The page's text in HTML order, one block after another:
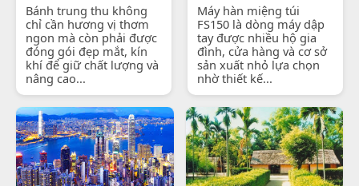
Bánh trung thu không
chỉ cần hương vị thơm
ngon mà còn phải được
đóng gói đẹp mắt, kín
khí để giữ chất lượng và
nâng cao...
Máy hàn miệng túi
FS150 là dòng máy dập
tay được nhiều hộ gia
đình, cửa hàng và cơ sở
sản xuất nhỏ lựa chọn
nhờ thiết kế...